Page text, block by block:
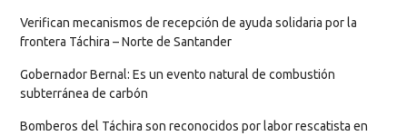
Verifican mecanismos de recepción de ayuda solidaria por la
frontera Táchira – Norte de Santander
Gobernador Bernal: Es un evento natural de combustión
subterránea de carbón
Bomberos del Táchira son reconocidos por labor rescatista en